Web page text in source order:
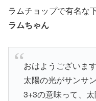
ラムチョップで有名な
ラムちゃん
おはようございます
太陽の光がサンサ
3+3の意味って、